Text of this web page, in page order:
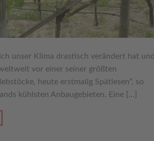
unser Klima drastisch verändert hat und
vor einer seiner größten
heute erstmalig Spätlesen“, so
kühlsten Anbaugebieten. Eine […]